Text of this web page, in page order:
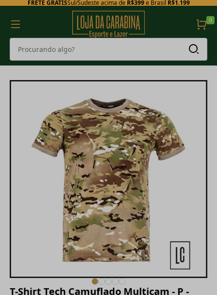
FRETE GRÁTISSul/Sudeste acima de R$399e Brasil R$1.199
0
T-Shirt Tech Camuflado Multicam - P -